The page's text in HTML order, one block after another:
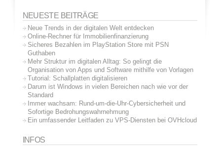
NEUESTE BEITRÄGE
Neue Trends in der digitalen Welt entdecken
Online-Rechner für Immobilienfinanzierung
Sicheres Bezahlen im PlayStation Store mit PSN
Guthaben
Mehr Struktur im digitalen Alltag: So gelingt die
Organisation von Apps und Software mithilfe von Vorlagen
Tutorial: Schallplatten digitalisieren
Darum ist Windows in vielen Bereichen nach wie vor der
Standard
Immer wachsam: Rund-um-die-Uhr-Cybersicherheit und
Sofortige Bedrohungswahrnehmung
Ein umfassender Leitfaden zu VPS-Diensten bei OVHcloud
INFOS